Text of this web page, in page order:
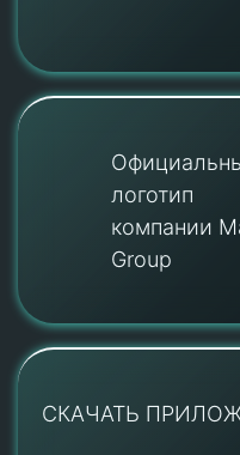
логотип
компании
Group
СКАЧАТЬ